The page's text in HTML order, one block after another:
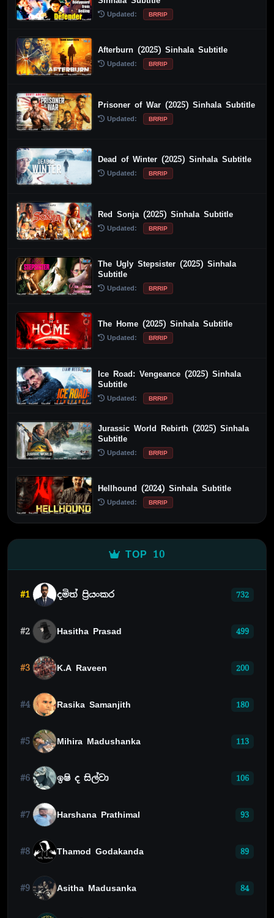
Updated: BRRIP
Afterburn (2025) Sinhala Subtitle
Updated: BRRIP
Prisoner of War (2025) Sinhala Subtitle
Updated: BRRIP
Dead of Winter (2025) Sinhala Subtitle
Updated: BRRIP
Red Sonja (2025) Sinhala Subtitle
Updated: BRRIP
The Ugly Stepsister (2025) Sinhala
Subtitle
Updated: BRRIP
The Home (2025) Sinhala Subtitle
Updated: BRRIP
Ice Road: Vengeance (2025) Sinhala
Subtitle
Updated: BRRIP
Jurassic World Rebirth (2025) Sinhala
Subtitle
Updated: BRRIP
Hellhound (2024) Sinhala Subtitle
Updated: BRRIP
TOP 10
#1 දමිත් ප්‍රියංකර 732
#2 Hasitha Prasad 499
#3 K.A Raveen 200
#4 Rasika Samanjith 180
#5 Mihira Madushanka 113
#6 ඉෂි ද සිල්වා 106
#7 Harshana Prathimal 93
#8 Thamod Godakanda 89
#9 Asitha Madusanka 84